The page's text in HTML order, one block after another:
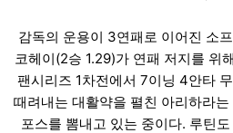
감독의 운용이 3연패로 이어진 소
코헤이(2승 1.29)가 연패 저지를 위
팬시리즈 1차전에서 7이닝 4안타
때려내는 대활약을 펼친 아리하라
포스를 뽐내고 있는 중이다. 루틴